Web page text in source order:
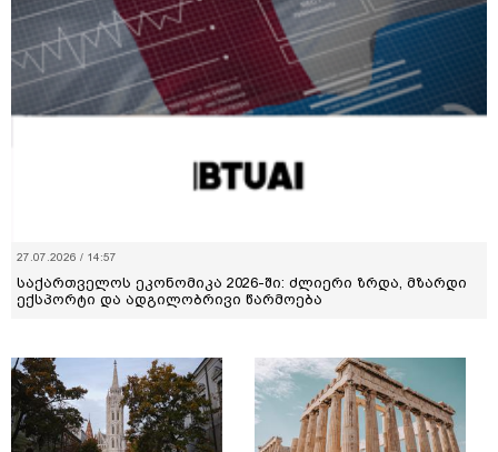
27.07.2026 / 14:57
საქართველოს ეკონომიკა 2026-ში: ძლიერი ზრდა, მზარდი
ექსპორტი და ადგილობრივი წარმოება